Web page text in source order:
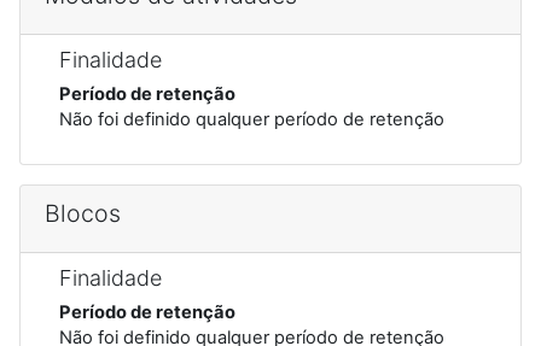
Finalidade
Período de retenção
Não foi definido qualquer período de retenção
Blocos
Finalidade
Período de retenção
Não foi definido qualquer período de retenção